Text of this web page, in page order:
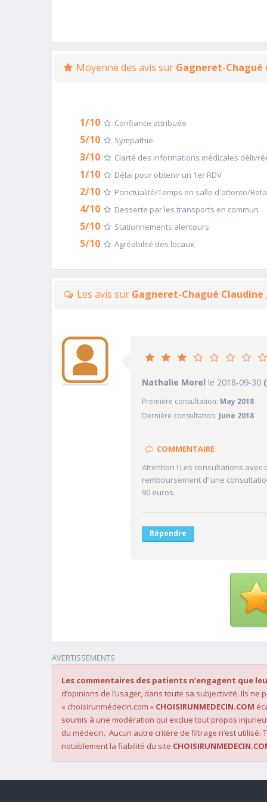
Moyenne des avis sur Gagneret-Chagué
1/10 Confiance attribuée
5/10 Sympathie
3/10 Clarté des informations médicales
1/10 Délai pour obtenir un 1er RDV
2/10 Ponctualité/Temps en salle d'attente/
4/10 Desserte par les transports en commun
5/10 Stationnements alentours
5/10 Agréabilité des locaux
Les avis sur Gagneret-Chagué Claudine
PRATICIEN
1/10 Confiance accordée
5/10 Sympathie
2/10 Ponctualité/Temps en salle
Nathalie Morel le 2018-09-30
Première consultation: May 2018
Dernière consultation: June 2018
COMMENTAIRE
Attention ! Les consultations avec
remboursement d’ une
90 euros.
Répondre
AVERTISSEMENTS
Les commentaires des patients n’engagent que
d’opinions de l’usager, dans toute sa subjectivité. Ils
« choisirunmédecin.com » CHOISIRUNMEDECIN.COM
soumis à une modération qui exclue tout propos
du médecin. Aucun autre critère de filtrage n’est
notablement la fiabilité du site